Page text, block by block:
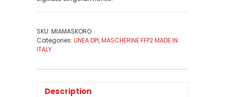
SKU: MIAMASKORO
Categories: LINEA DPI,MASCHERINE FFP2 MADE IN
ITALY
Description